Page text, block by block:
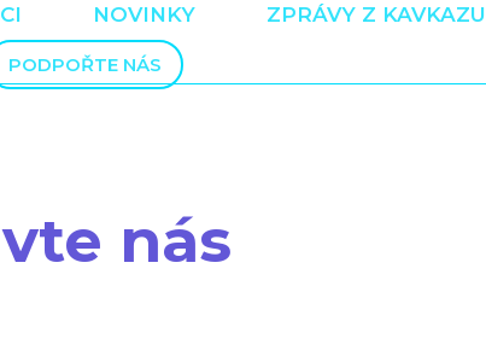
NOVINKY ZPRÁVY Z KAVKAZU
PODPOŘTE NÁS
nás